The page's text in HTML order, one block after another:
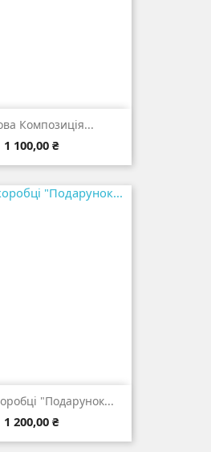
Композиція...
Ціна
1 100,00 ₴
"Подарунок...
Ціна
1 200,00 ₴